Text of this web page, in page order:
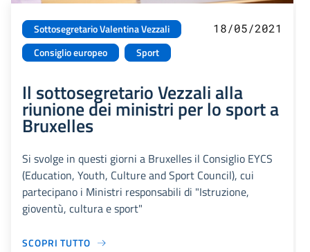
Sottosegretario Valentina Vezzali
Consiglio europeo
Sport
18/05/2021
Il sottosegretario Vezzali alla
riunione dei ministri per lo sport a
Bruxelles
Si svolge in questi giorni a Bruxelles il Consiglio EYCS
(Education, Youth, Culture and Sport Council), cui
partecipano i Ministri responsabili di "Istruzione,
gioventù, cultura e sport"
SCOPRI TUTTO